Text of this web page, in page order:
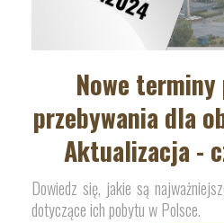
Nowe terminy
przebywania dla
Aktualizacja -
Dowiedz się, jakie są
dotyczące ich pobytu w Polsce.